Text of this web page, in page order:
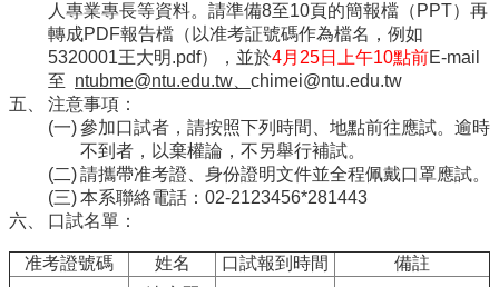
學
院
聯
絡
我
意
見
信
箱
English
人專業專長等資料。請準備8至10頁的簡報檔（PPT）再
轉成PDF報告檔（以准考証號碼作為檔名，例如
5320001王大明.pdf），並於4月25日上午10點前E-mail
至 ntubme@ntu.edu.tw、 chimei@ntu.edu.tw
注意事項：
參加口試者，請按照下列時間、地點前往應試。逾時
不到者，以棄權論，不另舉行補試。
請攜帶准考證、身份證明文件並全程佩戴口罩應試。
本系聯絡電話：02-2123456*281443
口試名單：
准考證號碼 姓名 口試報到時間
備註